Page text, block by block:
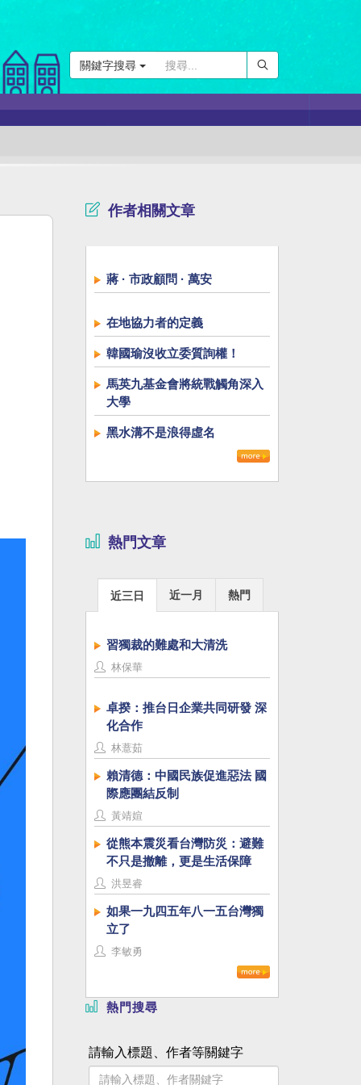
關鍵字搜尋
作者相關文章
蔣 · 市政顧問 · 萬安
在地協力者的定義
韓國瑜沒收立委質詢權！
馬英九基金會將統戰觸角深入
大學
黑水溝不是浪得虛名
熱門文章
近三日 近一月 熱門
習獨裁的難處和大清洗
林保華
卓揆：推台日企業共同研發 深
化合作
林薏茹
賴清德：中國民族促進惡法 國
際應團結反制
黃靖媗
從熊本震災看台灣防災：避難
不只是撤離，更是生活保障
洪昱睿
如果一九四五年八一五台灣獨
立了
李敏勇
熱門搜尋
請輸入標題、作者等關鍵字